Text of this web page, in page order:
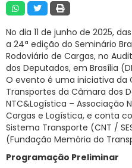
AR INSTITUTO
RNTRC
CONTATO
No dia 11 de junho de 2025,
a 24ª edição do Seminário
Rodoviário de Cargas, no
dos Deputados, em Brasília
O evento é uma iniciativa da
Transportes da Câmara dos
NTC&Logística – Associação
Cargas e Logística, e conta
Sistema Transporte (CNT /
(Fundação Memória do
Programação Preliminar